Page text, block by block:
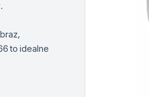
to idealne